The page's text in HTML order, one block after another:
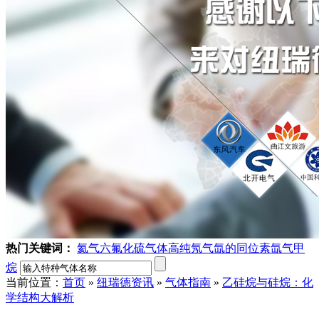
热门关键词： 氦气六氟化硫气体高纯氖气氙的同位素氙气甲
烷
当前位置： 首页 » 纽瑞德资讯 » 气体指南 » 乙硅烷与硅烷：化
学结构大解析